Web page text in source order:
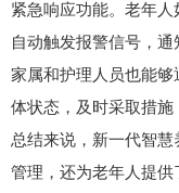
紧急响应功能。老年
自动触发报警信号，
家属和护理人员也能够
体状态，及时采取措施
总结来说，新一代智
管理，还为老年人提